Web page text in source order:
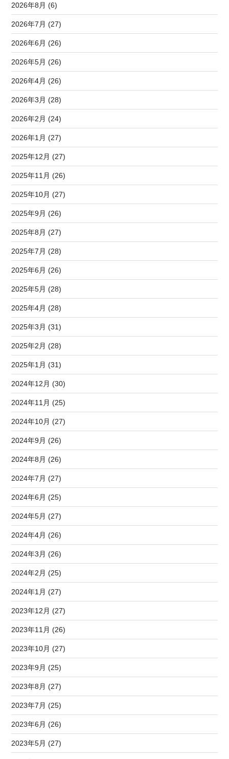
2026年8月 (6)
2026年7月 (27)
2026年6月 (26)
2026年5月 (26)
2026年4月 (26)
2026年3月 (28)
2026年2月 (24)
2026年1月 (27)
2025年12月 (27)
2025年11月 (26)
2025年10月 (27)
2025年9月 (26)
2025年8月 (27)
2025年7月 (28)
2025年6月 (26)
2025年5月 (28)
2025年4月 (28)
2025年3月 (31)
2025年2月 (28)
2025年1月 (31)
2024年12月 (30)
2024年11月 (25)
2024年10月 (27)
2024年9月 (26)
2024年8月 (26)
2024年7月 (27)
2024年6月 (25)
2024年5月 (27)
2024年4月 (26)
2024年3月 (26)
2024年2月 (25)
2024年1月 (27)
2023年12月 (27)
2023年11月 (26)
2023年10月 (27)
2023年9月 (25)
2023年8月 (27)
2023年7月 (25)
2023年6月 (26)
2023年5月 (27)